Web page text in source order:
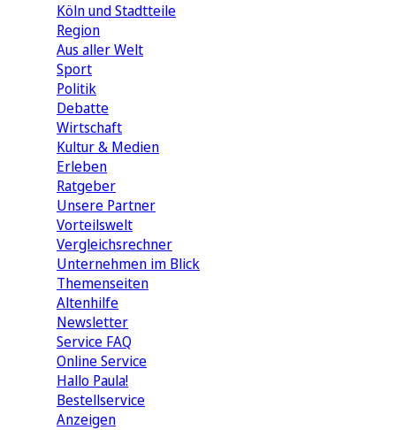
Köln und Stadtteile
Region
Aus aller Welt
Sport
Politik
Debatte
Wirtschaft
Kultur & Medien
Erleben
Ratgeber
Unsere Partner
Vorteilswelt
Vergleichsrechner
Unternehmen im Blick
Themenseiten
Altenhilfe
Newsletter
Service FAQ
Online Service
Hallo Paula!
Bestellservice
Anzeigen